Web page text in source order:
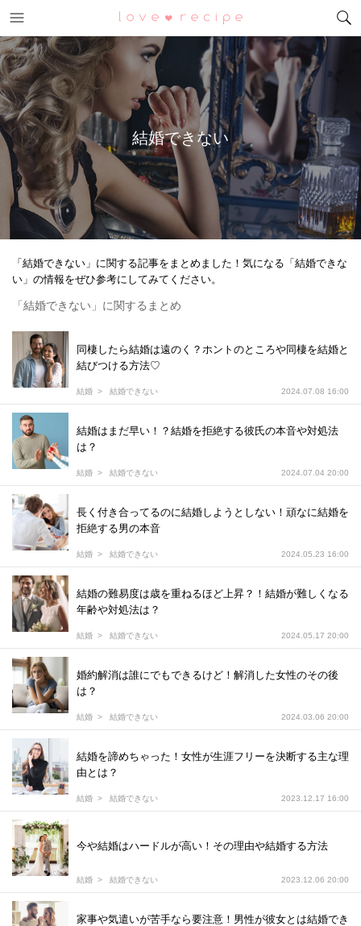
恋愛レシピ
結婚できない
「結婚できない」に関する記事をまとめました！気になる「結婚できな
い」の情報をぜひ参考にしてみてください。
「結婚できない」に関するまとめ
同棲したら結婚は遠のく？ホントのところや同棲を結婚と
結びつける方法♡
結婚 結婚できない 2024.07.08 16:00
結婚はまだ早い！？結婚を拒絶する彼氏の本音や対処法
は？
結婚 結婚できない 2024.07.04 20:00
長く付き合ってるのに結婚しようとしない！頑なに結婚を
拒絶する男の本音
結婚 結婚できない 2024.05.23 16:00
結婚の難易度は歳を重ねるほど上昇？！結婚が難しくなる
年齢や対処法は？
結婚 結婚できない 2024.05.17 20:00
婚約解消は誰にでもできるけど！解消した女性のその後
は？
結婚 結婚できない 2024.03.06 20:00
結婚を諦めちゃった！女性が生涯フリーを決断する主な理
由とは？
結婚 結婚できない 2023.12.17 16:00
今や結婚はハードルが高い！その理由や結婚する方法
結婚 結婚できない 2023.12.06 20:00
家事や気遣いが苦手なら要注意！男性が彼女とは結婚でき